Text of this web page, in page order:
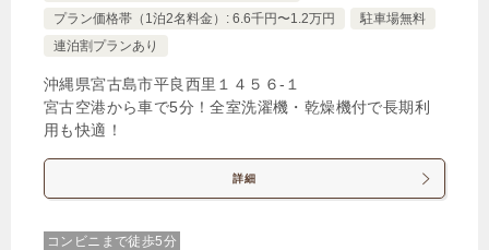
プラン価格帯（1泊2名料金）: 6.6千円〜1.2万円
駐車場無料
連泊割プランあり
沖縄県宮古島市平良西里１４５６‐１
宮古空港から車で5分！全室洗濯機・乾燥機付で長期利
用も快適！
詳細
コンビニまで徒歩5分